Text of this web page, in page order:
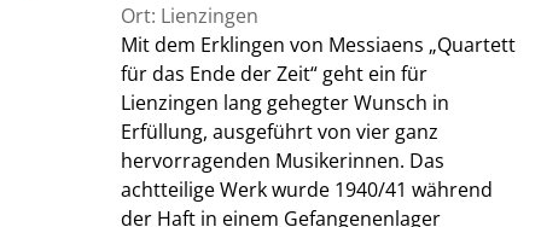
Ort: Lienzingen
Mit dem Erklingen von Messiaens „Quartett
für das Ende der Zeit“ geht ein für
Lienzingen lang gehegter Wunsch in
Erfüllung, ausgeführt von vier ganz
hervorragenden Musikerinnen. Das
achtteilige Werk wurde 1940/41 während
der Haft in einem Gefangenenlager